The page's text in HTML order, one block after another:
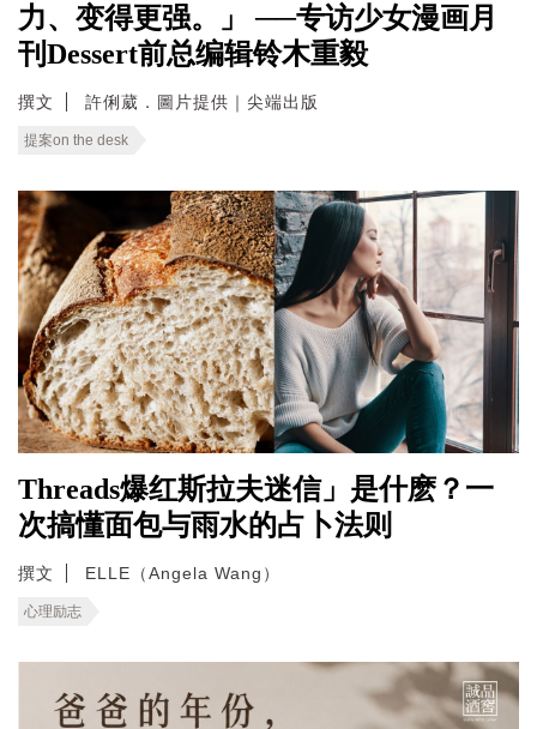
力、变得更强。」 ──专访少女漫画月
刊Dessert前总编辑铃木重毅
撰文 許俐葳．圖片提供｜尖端出版
提案on the desk
Threads爆红斯拉夫迷信」是什麽？一
次搞懂面包与雨水的占卜法则
撰文 ELLE（Angela Wang）
心理励志